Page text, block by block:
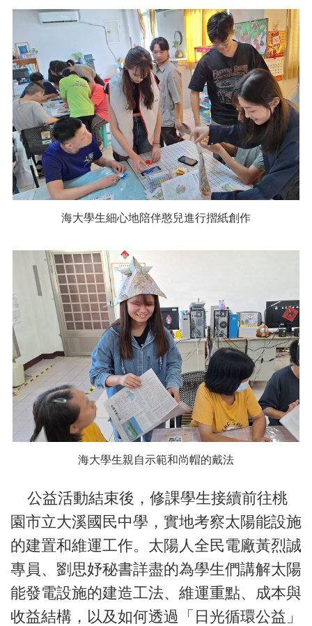
海大學生細心地陪伴憨兒進行摺紙創作
海大學生親自示範和尚帽的戴法
公益活動結束後，修課學生接續前往桃
園市立大溪國民中學，實地考察太陽能設施
的建置和維運工作。太陽人全民電廠黃烈誠
專員、劉思妤秘書詳盡的為學生們講解太陽
能發電設施的建造工法、維運重點、成本與
收益結構，以及如何透過「日光循環公益」